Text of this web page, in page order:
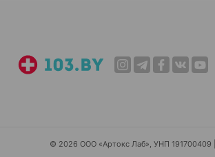
© 2026 ООО «Артокс Лаб», УНП 191700409 |